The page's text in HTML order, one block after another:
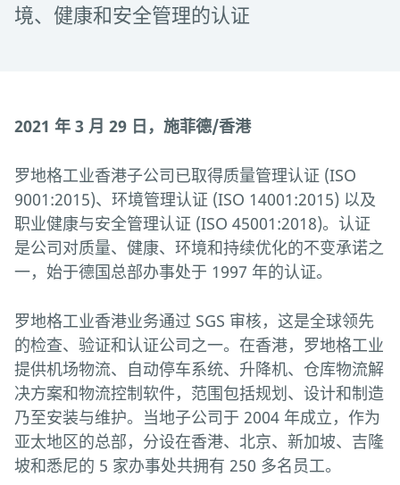
境、健康和安全管理的认证
2021 年 3 月 29 日，施菲德/香港
罗地格工业香港子公司已取得质量管理认证 (ISO
9001:2015)、环境管理认证 (ISO 14001:2015) 以及
职业健康与安全管理认证 (ISO 45001:2018)。认证
是公司对质量、健康、环境和持续优化的不变承诺之
一，始于德国总部办事处于 1997 年的认证。
罗地格工业香港业务通过 SGS 审核，这是全球领先
的检查、验证和认证公司之一。在香港，罗地格工业
提供机场物流、自动停车系统、升降机、仓库物流解
决方案和物流控制软件，范围包括规划、设计和制造
乃至安装与维护。当地子公司于 2004 年成立，作为
亚太地区的总部，分设在香港、北京、新加坡、吉隆
坡和悉尼的 5 家办事处共拥有 250 多名员工。